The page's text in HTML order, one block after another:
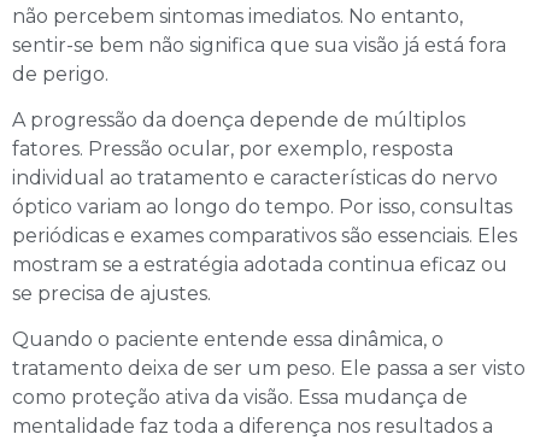
não percebem sintomas imediatos. No entanto,
sentir-se bem não significa que sua visão já está fora
de perigo.
A progressão da doença depende de múltiplos
fatores. Pressão ocular, por exemplo, resposta
individual ao tratamento e características do nervo
óptico variam ao longo do tempo. Por isso, consultas
periódicas e exames comparativos são essenciais. Eles
mostram se a estratégia adotada continua eficaz ou
se precisa de ajustes.
Quando o paciente entende essa dinâmica, o
tratamento deixa de ser um peso. Ele passa a ser visto
como proteção ativa da visão. Essa mudança de
mentalidade faz toda a diferença nos resultados a